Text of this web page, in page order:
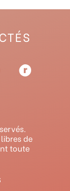
R
a
y
de
toute